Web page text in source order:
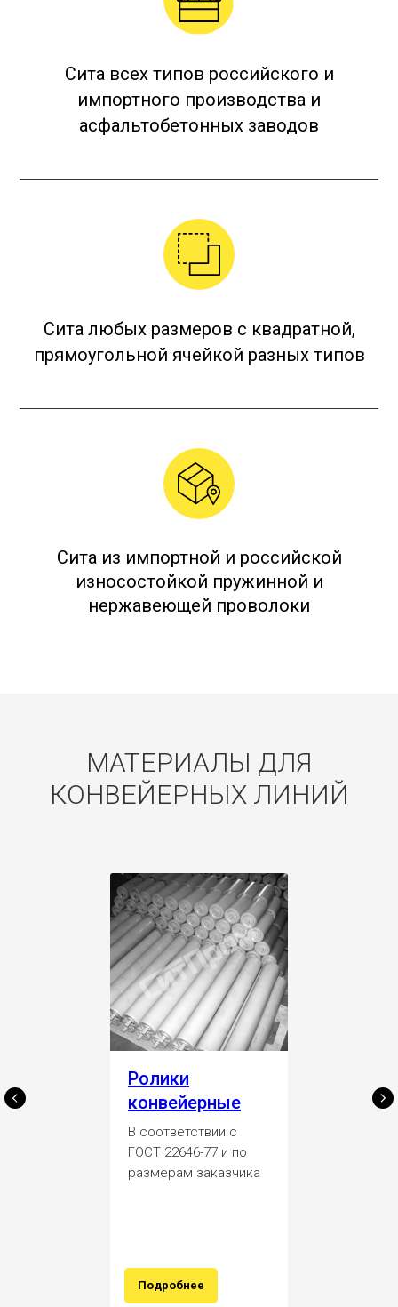
Сита всех типов российского и
импортного производства и
асфальтобетонных заводов
Сита любых размеров с квадратной,
прямоугольной ячейкой разных типов
Сита из импортной и российской
износостойкой пружинной и
нержавеющей проволоки
МАТЕРИАЛЫ ДЛЯ
КОНВЕЙЕРНЫХ ЛИНИЙ
Ролики
конвейерные
В соответствии с
ГОСТ 22646-77 и по
размерам заказчика
Подробнее